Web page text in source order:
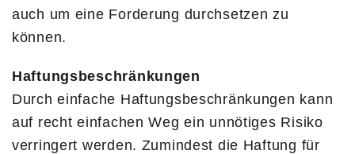
auch um eine Forderung durchsetzen zu
können.
Haftungsbeschränkungen
Durch einfache Haftungsbeschränkungen kann
auf recht einfachen Weg ein unnötiges Risiko
verringert werden. Zumindest die Haftung für